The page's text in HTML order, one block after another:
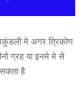
मे अगर त्रिकोण
ग्रह या इनमे मे से
सकता है